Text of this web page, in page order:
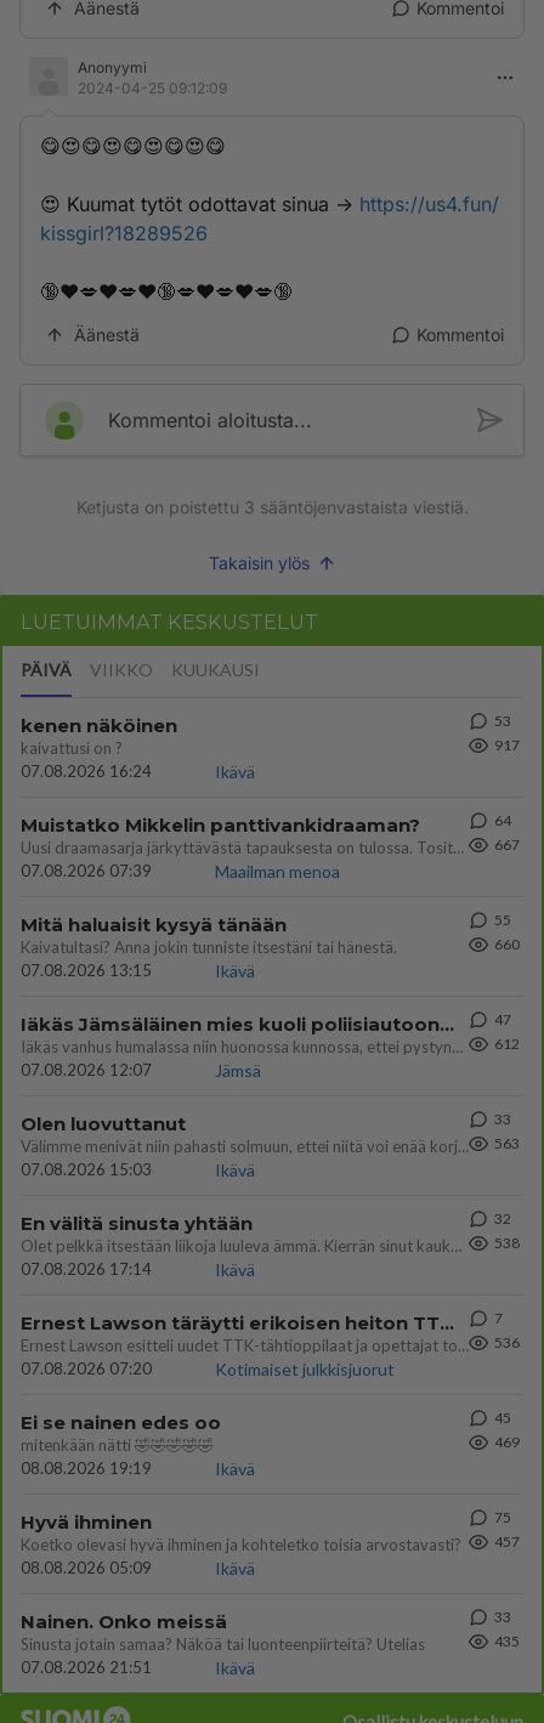
Äänestä Kommentoi
Anonyymi
2024-04-25 09:12:09
😋😍😋😍😋😍😋😍😋
😍 K­­u­­u­­m­a­­t­­ ­t­­y­­t­­ö­­t­­ ­­­o­­­d­o­­t­­­t­­a­v­­­­a­­t­­ ­­s­­­i­­n­u­a­ -> https://us4.fun/
kissgirl?18289526
🔞❤️💋❤️💋❤️🔞💋❤️💋❤️💋🔞
Äänestä Kommentoi
Kommentoi aloitusta...
Ketjusta on poistettu 3 sääntöjenvastaista viestiä.
Takaisin ylös
LUETUIMMAT KESKUSTELUT
PÄIVÄ VIIKKO KUUKAUSI
kenen näköinen
kaivattusi on ?
07.08.2026 16:24
Ikävä
53
917
Muistatko Mikkelin panttivankidraaman?
Uusi draamasarja järkyttävästä tapauksesta on tulossa. Tositapahtumiin perustuva sarja ammentaa vuoden 1986 Mikkelin pan
07.08.2026 07:39
Maailman menoa
64
667
Mitä haluaisit kysyä tänään
Kaivatultasi? Anna jokin tunniste itsestäni tai hänestä.
07.08.2026 13:15
Ikävä
55
660
Iäkäs Jämsäläinen mies kuoli poliisiautoon matkalla Jyväskylän putkaan
Iäkäs vanhus humalassa niin huonossa kunnossa, ettei pystynyt huolehtimaan itsestään niin ainoa apu sillä hetkellä oli
07.08.2026 12:07
Jämsä
47
612
Olen luovuttanut
Välimme menivät niin pahasti solmuun, ettei niitä voi enää korjata. On aika jatkaa elämässä eteenpäin. Toivon sulle kaik
07.08.2026 15:03
Ikävä
33
563
En välitä sinusta yhtään
Olet pelkkä itsestään liikoja luuleva ämmä. Kierrän sinut kaukaa nyt ja aina. Olit mulle pelkkä lelu vaan.
07.08.2026 17:14
Ikävä
32
538
Ernest Lawson täräytti erikoisen heiton TTK-lehdistötilaisuudessa: " Onko tässä tarkoituksena...?"
Ernest Lawson esitteli uudet TTK-tähtioppilaat ja opettajat torstaina 6.8. lehdistölle. Tulevalla kaudella on yksi hausk
07.08.2026 07:20
Kotimaiset julkkisjuorut
7
536
Ei se nainen edes oo
mitenkään nätti 🤣🤣🤣🤣🤣
08.08.2026 19:19
Ikävä
45
469
Hyvä ihminen
Koetko olevasi hyvä ihminen ja kohteletko toisia arvostavasti?
08.08.2026 05:09
Ikävä
75
457
Nainen. Onko meissä
Sinusta jotain samaa? Näköä tai luonteenpiirteitä? Utelias
07.08.2026 21:51
Ikävä
33
435